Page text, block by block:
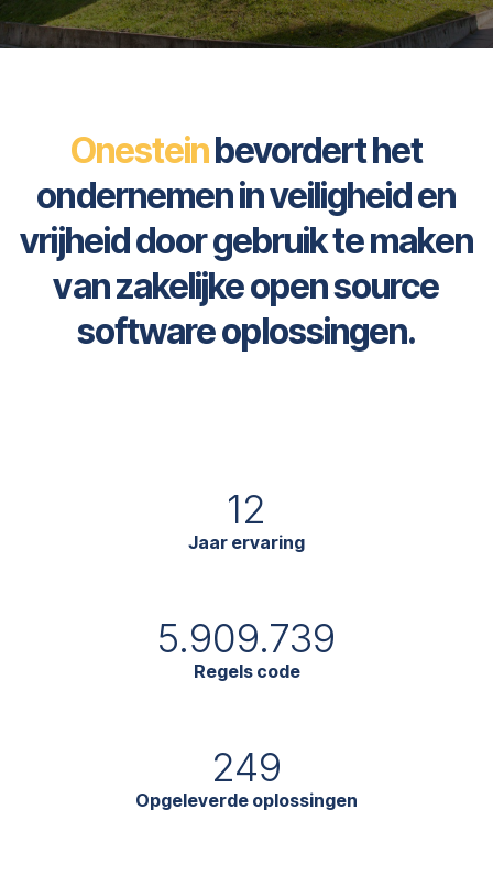
Onesteinbevordert het
ondernemen in veiligheid en
vrijheid door gebruik te maken
van zakelijke open source
software oplossingen.
12
Jaar ervaring
5.909.739
Regels code
249
Opgeleverde oplossingen